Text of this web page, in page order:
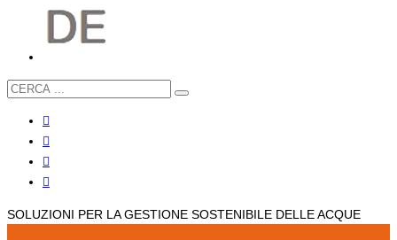
SOLUZIONI PER LA GESTIONE SOSTENIBILE DELLE ACQUE